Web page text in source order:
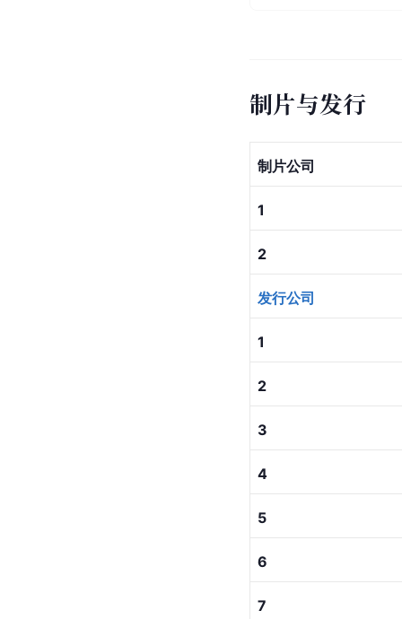
制片与发行
制片公司
1
2
发行公司
1
2
3
4
5
6
7